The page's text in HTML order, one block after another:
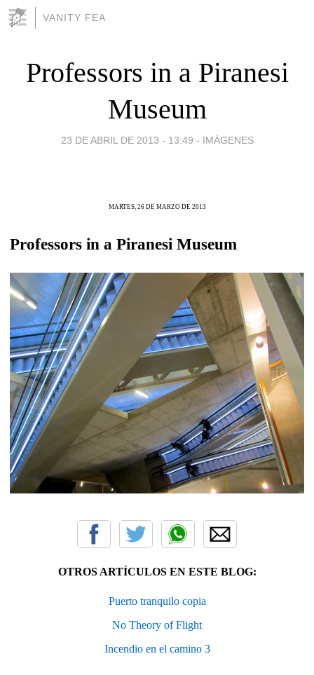
VANITY FEA
Professors in a Piranesi
Museum
23 DE ABRIL DE 2013 - 13:49 - IMÁGENES
MARTES, 26 DE MARZO DE 2013
Professors in a Piranesi Museum
OTROS ARTÍCULOS EN ESTE BLOG:
Puerto tranquilo copia
No Theory of Flight
Incendio en el camino 3